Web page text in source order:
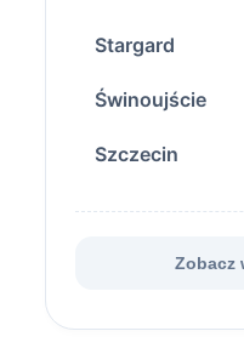
Stargard
Świnoujście
Szczecin
Zobacz